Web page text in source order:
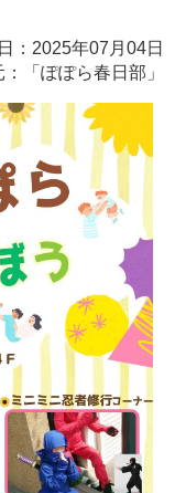
：2025年07月04日
「ぽぽら春日部」